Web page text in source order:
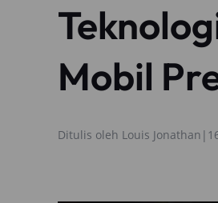
Mobil
Ditulis oleh Louis Jonathan |